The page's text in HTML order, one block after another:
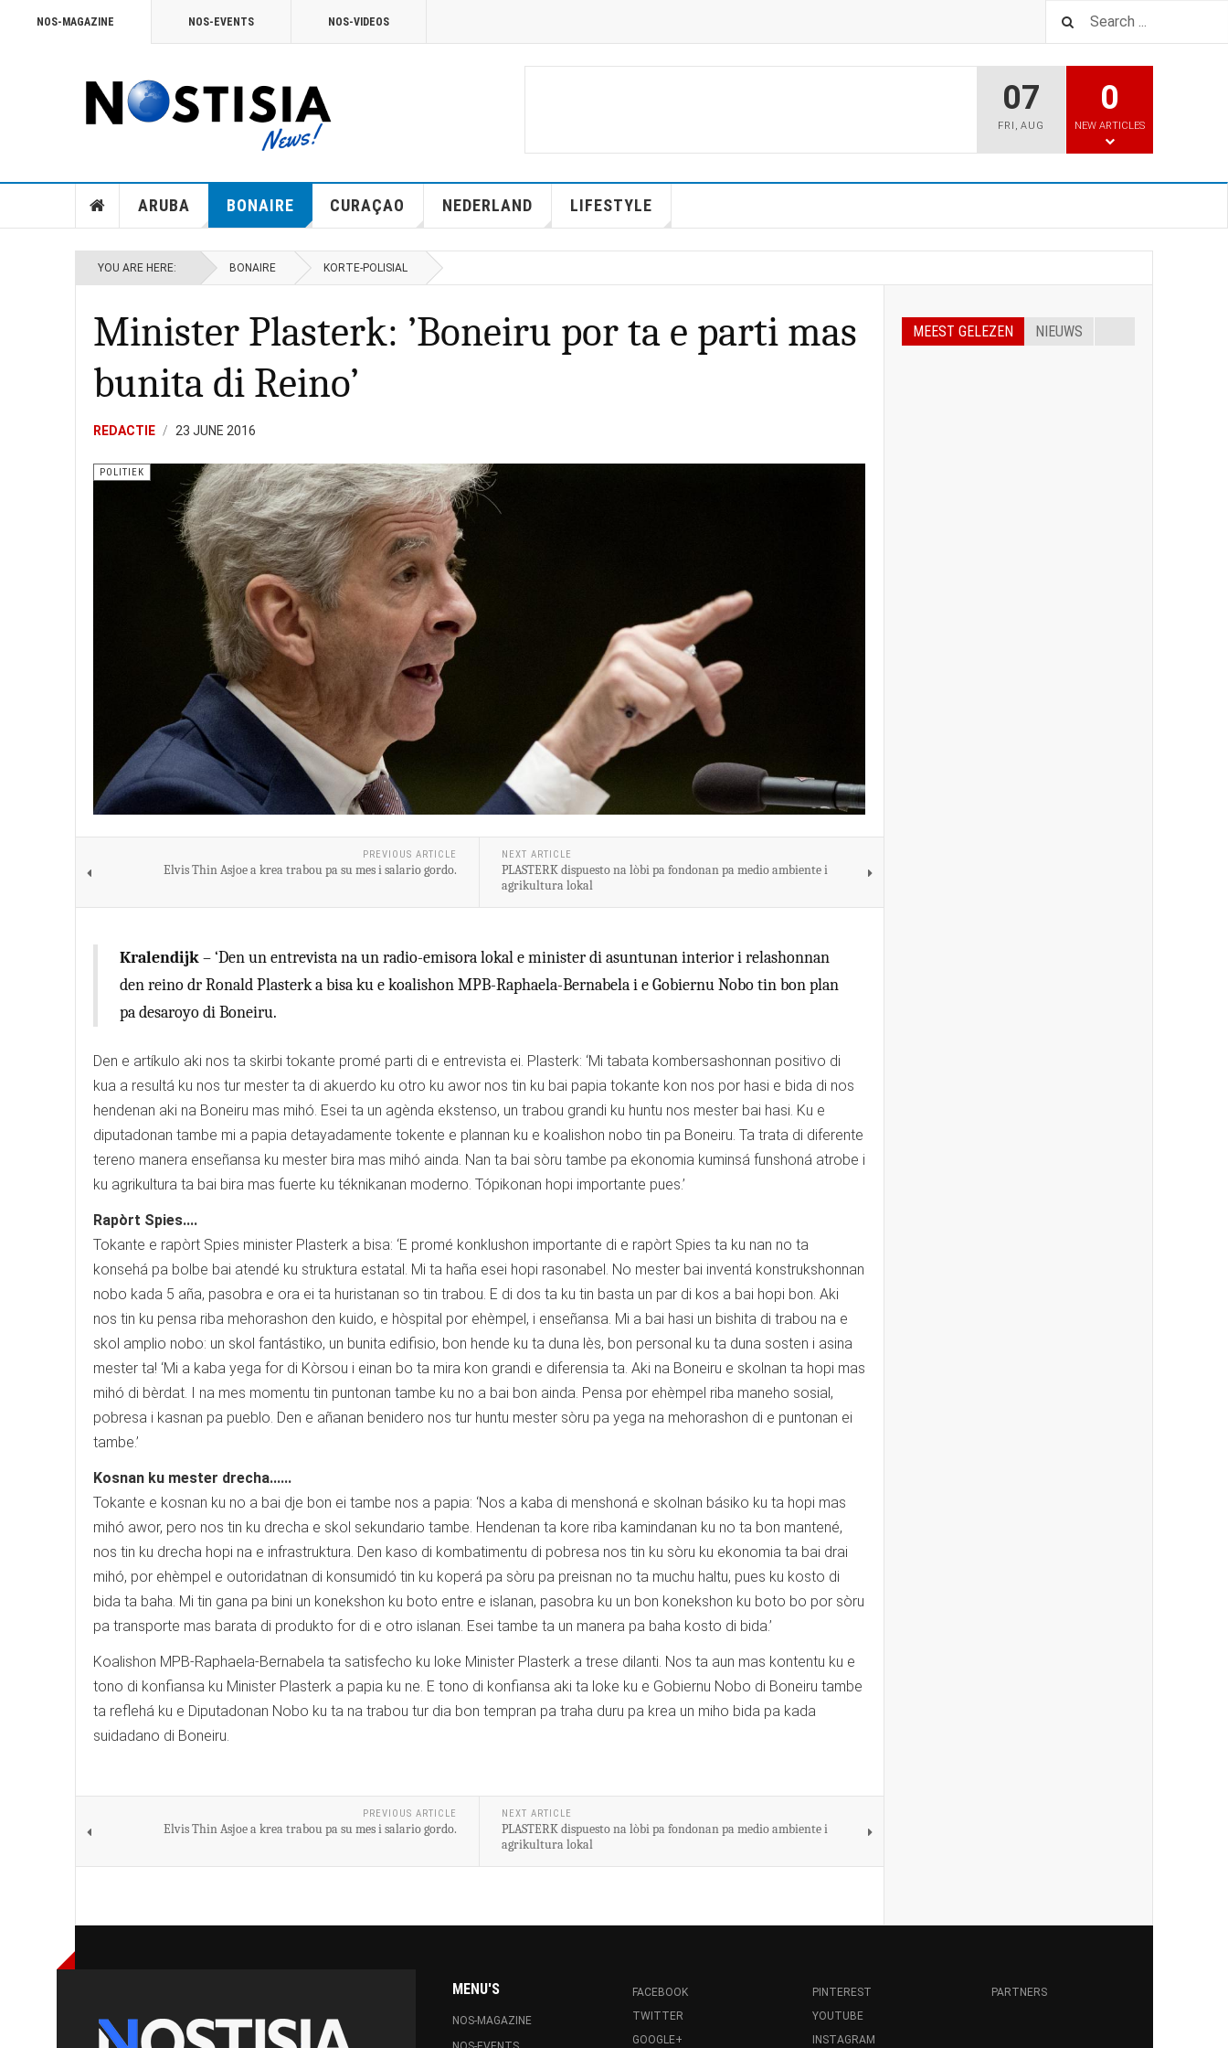
NOS-MAGAZINE NOS-EVENTS NOS-VIDEOS
07
FRI ,AUG
0
NEW ARTICLES
ARUBA BONAIRE CURAÇAO NEDERLAND LIFESTYLE
YOU ARE HERE: BONAIRE KORTE-POLISIAL
Minister Plasterk: ’Boneiru por ta e parti mas
bunita di Reino’
REDACTIE 23 JUNE 2016
POLITIEK
PREVIOUS ARTICLE
Elvis Thin Asjoe a krea trabou pa su mes i salario gordo.
NEXT ARTICLE
PLASTERK dispuesto na lòbi pa fondonan pa medio ambiente i
agrikultura lokal
Kralendijk– ‘Den un entrevista na un radio-emisora lokal e minister di asuntunan interior i relashonnan
den reino dr Ronald Plasterk a bisa ku e koalishon MPB-Raphaela-Bernabela i e Gobiernu Nobo tin bon plan
pa desaroyo di Boneiru.
Den e artíkulo aki nos ta skirbi tokante promé parti di e entrevista ei. Plasterk: ‘Mi tabata kombersashonnan positivo di
kua a resultá ku nos tur mester ta di akuerdo ku otro ku awor nos tin ku bai papia tokante kon nos por hasi e bida di nos
hendenan aki na Boneiru mas mihó. Esei ta un agènda ekstenso, un trabou grandi ku huntu nos mester bai hasi. Ku e
diputadonan tambe mi a papia detayadamente tokente e plannan ku e koalishon nobo tin pa Boneiru. Ta trata di diferente
tereno manera enseñansa ku mester bira mas mihó ainda. Nan ta bai sòru tambe pa ekonomia kuminsá funshoná atrobe i
ku agrikultura ta bai bira mas fuerte ku téknikanan moderno. Tópikonan hopi importante pues.’
Rapòrt Spies....
Tokante e rapòrt Spies minister Plasterk a bisa: ‘E promé konklushon importante di e rapòrt Spies ta ku nan no ta
konsehá pa bolbe bai atendé ku struktura estatal. Mi ta haña esei hopi rasonabel. No mester bai inventá konstrukshonnan
nobo kada 5 aña, pasobra e ora ei ta huristanan so tin trabou. E di dos ta ku tin basta un par di kos a bai hopi bon. Aki
nos tin ku pensa riba mehorashon den kuido, e hòspital por ehèmpel, i enseñansa. Mi a bai hasi un bishita di trabou na e
skol amplio nobo: un skol fantástiko, un bunita edifisio, bon hende ku ta duna lès, bon personal ku ta duna sosten i asina
mester ta! ‘Mi a kaba yega for di Kòrsou i einan bo ta mira kon grandi e diferensia ta. Aki na Boneiru e skolnan ta hopi mas
mihó di bèrdat. I na mes momentu tin puntonan tambe ku no a bai bon ainda. Pensa por ehèmpel riba maneho sosial,
pobresa i kasnan pa pueblo. Den e añanan benidero nos tur huntu mester sòru pa yega na mehorashon di e puntonan ei
tambe.’
Kosnan ku mester drecha......
Tokante e kosnan ku no a bai dje bon ei tambe nos a papia: ‘Nos a kaba di menshoná e skolnan básiko ku ta hopi mas
mihó awor, pero nos tin ku drecha e skol sekundario tambe. Hendenan ta kore riba kamindanan ku no ta bon mantené,
nos tin ku drecha hopi na e infrastruktura. Den kaso di kombatimentu di pobresa nos tin ku sòru ku ekonomia ta bai drai
mihó, por ehèmpel e outoridatnan di konsumidó tin ku koperá pa sòru pa preisnan no ta muchu haltu, pues ku kosto di
bida ta baha. Mi tin gana pa bini un konekshon ku boto entre e islanan, pasobra ku un bon konekshon ku boto bo por sòru
pa transporte mas barata di produkto for di e otro islanan. Esei tambe ta un manera pa baha kosto di bida.’
Koalishon MPB-Raphaela-Bernabela ta satisfecho ku loke Minister Plasterk a trese dilanti. Nos ta aun mas kontentu ku e
tono di konfiansa ku Minister Plasterk a papia ku ne. E tono di konfiansa aki ta loke ku e Gobiernu Nobo di Boneiru tambe
ta reflehá ku e Diputadonan Nobo ku ta na trabou tur dia bon tempran pa traha duru pa krea un miho bida pa kada
suidadano di Boneiru.
PREVIOUS ARTICLE
Elvis Thin Asjoe a krea trabou pa su mes i salario gordo.
NEXT ARTICLE
PLASTERK dispuesto na lòbi pa fondonan pa medio ambiente i
agrikultura lokal
MEEST GELEZEN NIEUWS
MENU'S
NOS-MAGAZINE
FACEBOOK
TWITTER
GOOGLE+
PINTEREST
YOUTUBE
INSTAGRAM
PARTNERS